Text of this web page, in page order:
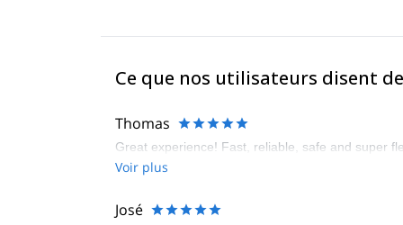
Ce que nos utilisateurs disent
Thomas
Great experience! Fast, reliable, safe and super
Voir plus
José